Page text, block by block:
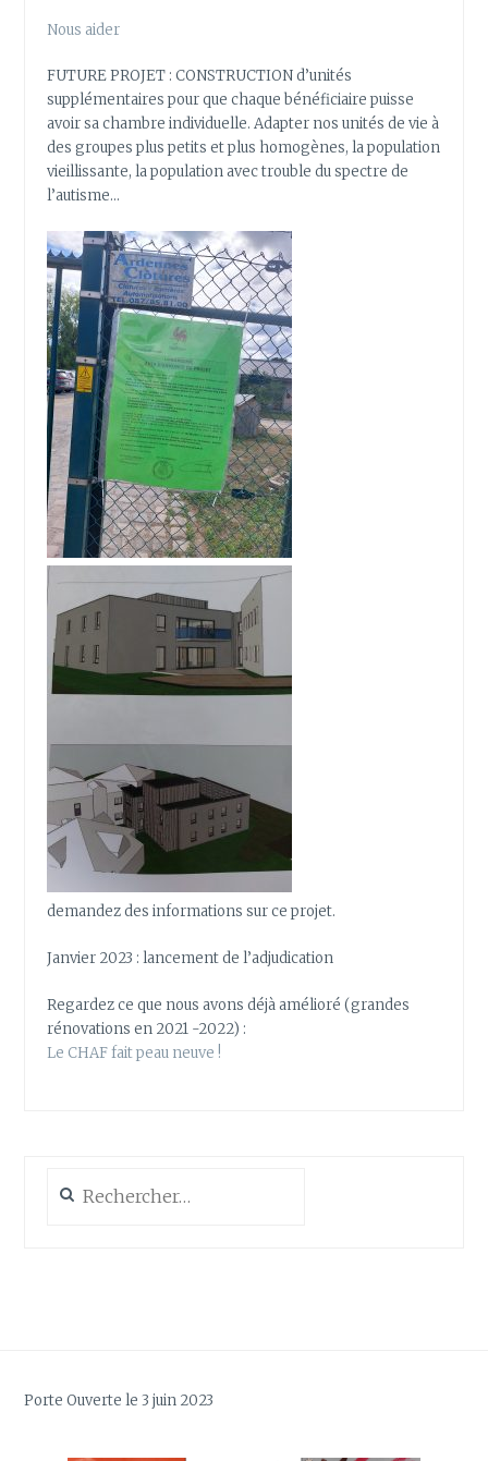
Nous aider
FUTURE PROJET : CONSTRUCTION d’unités
supplémentaires pour que chaque bénéficiaire puisse
avoir sa chambre individuelle. Adapter nos unités de vie à
des groupes plus petits et plus homogènes, la population
vieillissante, la population avec trouble du spectre de
l’autisme…
demandez des informations sur ce projet.
Janvier 2023 : lancement de l’adjudication
Regardez ce que nous avons déjà amélioré (grandes
rénovations en 2021 -2022) :
Le CHAF fait peau neuve !
Porte Ouverte le 3 juin 2023